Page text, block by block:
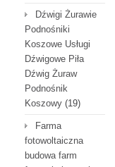
Dźwigi Żurawie
Podnośniki
Koszowe Usługi
Dźwigowe Piła
Dźwig Żuraw
Podnośnik
Koszowy (19)
Farma
fotowoltaiczna
budowa farm